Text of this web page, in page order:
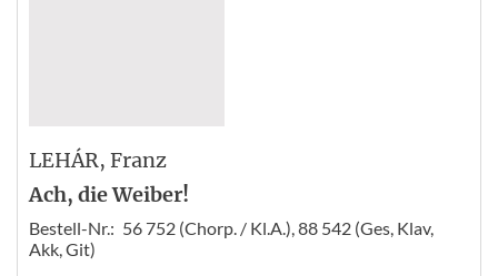
LEHÁR, Franz
Ach, die Weiber!
Bestell-Nr.: 56 752 (Chorp. / Kl.A.), 88 542 (Ges, Klav,
Akk, Git)